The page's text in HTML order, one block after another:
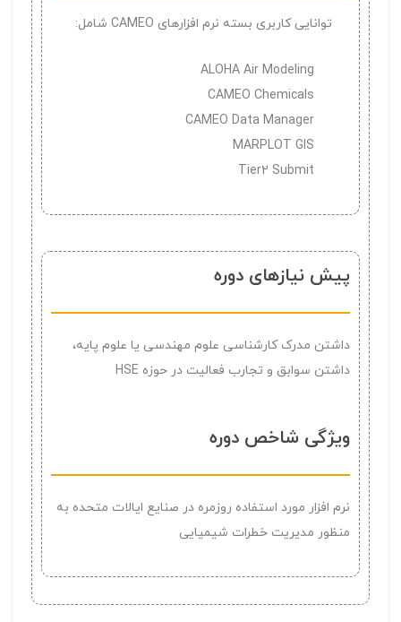
توانایی کاربری بسته نرم افزارهای CAMEO شامل:
ALOHA Air Modeling
CAMEO Chemicals
CAMEO Data Manager
MARPLOT GIS
Tier2 Submit
پیش نیازهای دوره
داشتن مدرک کارشناسی علوم مهندسی یا علوم پایه،
داشتن سوابق و تجارب فعالیت در حوزه HSE
ویژگی شاخص دوره
نرم افزار مورد استفاده روزمره در صنایع ایالات متحده به
منظور مدیریت خطرات شیمیایی